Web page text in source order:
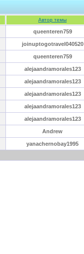
Автор темы
queenteren759
joinuptogotravel040520
queenteren759
alejaandramorales123
alejaandramorales123
alejaandramorales123
alejaandramorales123
alejaandramorales123
Andrew
yanachernobay1995